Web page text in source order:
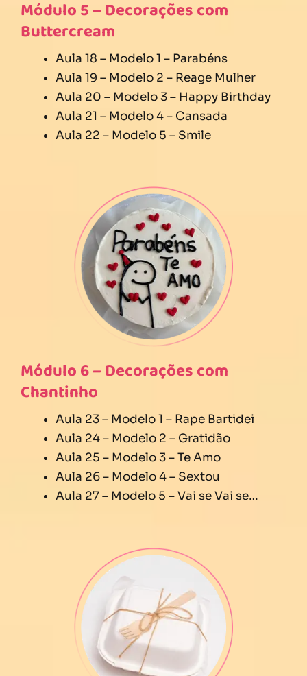
Módulo 5 – Decorações com
Buttercream
Aula 18 – Modelo 1 – Parabéns
Aula 19 – Modelo 2 – Reage Mulher
Aula 20 – Modelo 3 – Happy Birthday
Aula 21 – Modelo 4 – Cansada
Aula 22 – Modelo 5 – Smile
Módulo 6 – Decorações com
Chantinho
Aula 23 – Modelo 1 – Rape Bartidei
Aula 24 – Modelo 2 – Gratidão
Aula 25 – Modelo 3 – Te Amo
Aula 26 – Modelo 4 – Sextou
Aula 27 – Modelo 5 – Vai se Vai se…